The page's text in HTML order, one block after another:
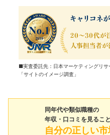
■実査委託先：日本マーケティングリ
「サイトのイメージ調査」
同年代や類似職種の
年収・口コミを見るこ
自分の正しい